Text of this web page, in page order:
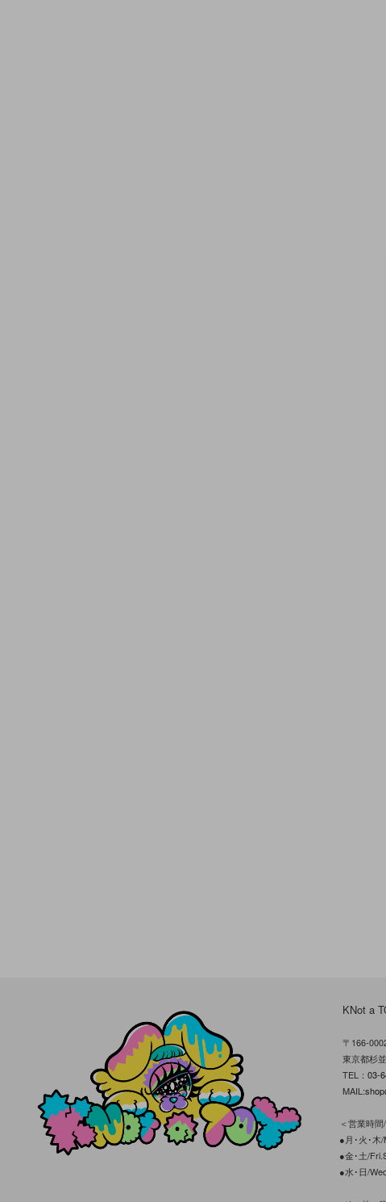
KNot a
〒166-
東京都杉
TEL：03-
MAIL:
＜営業時
●月･火･木
●金･土/
●水･日/